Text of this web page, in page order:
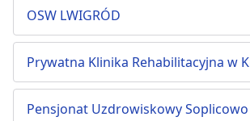
OSW LWIGRÓD
Prywatna Klinika Rehabilitacyjna w
Pensjonat Uzdrowiskowy Soplicowo